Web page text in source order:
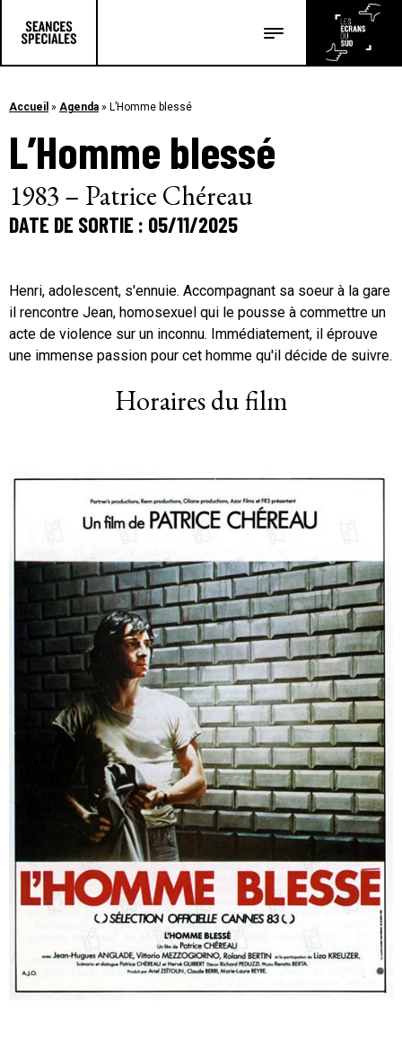
Les articles
Accueil » Agenda » L’Homme blessé
L’Homme blessé
1983 – Patrice Chéreau
DATE DE SORTIE : 05/11/2025
Henri, adolescent, s'ennuie. Accompagnant sa soeur à la gare
il rencontre Jean, homosexuel qui le pousse à commettre un
acte de violence sur un inconnu. Immédiatement, il éprouve
une immense passion pour cet homme qu'il décide de suivre.
Horaires du film